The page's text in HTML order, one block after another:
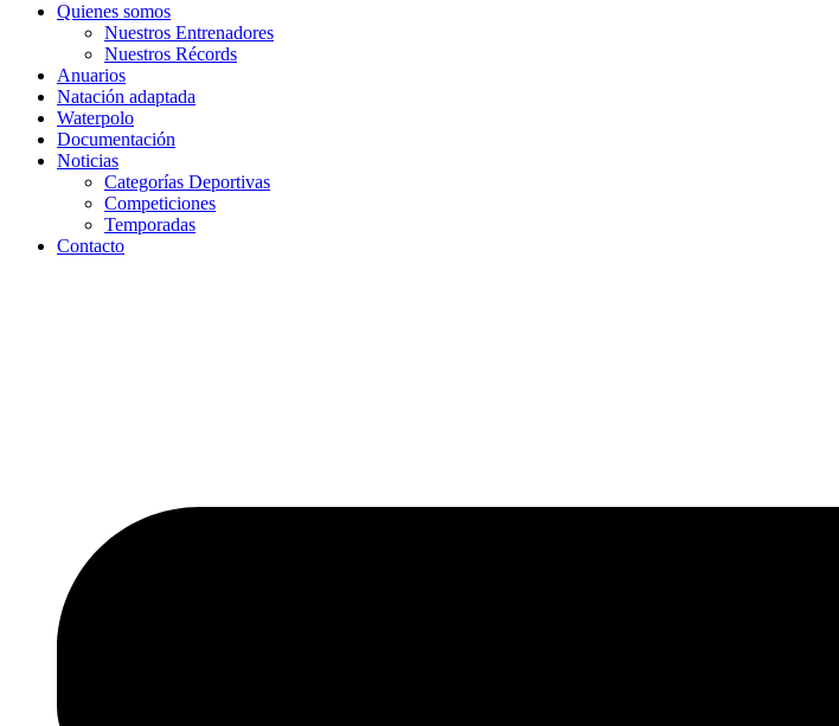
Quienes somos
Nuestros Entrenadores
Nuestros Récords
Anuarios
Natación adaptada
Waterpolo
Documentación
Noticias
Categorías Deportivas
Competiciones
Temporadas
Contacto